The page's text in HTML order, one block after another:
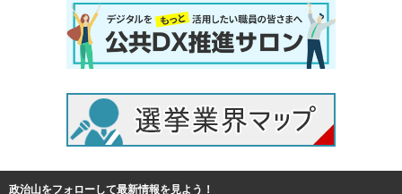
政治山をフォローして最新情報を見よう！